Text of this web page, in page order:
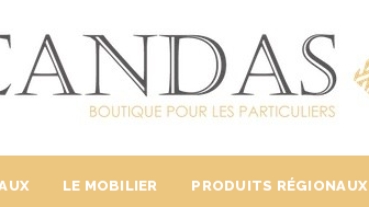
LE MOBILIER PRODUITS RÉGIONAUX